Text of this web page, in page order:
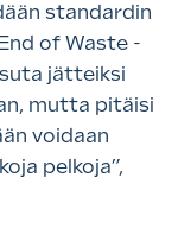
standardin
of Waste -
jätteiksi
mutta pitäisi
voidaan
pelkoja”,